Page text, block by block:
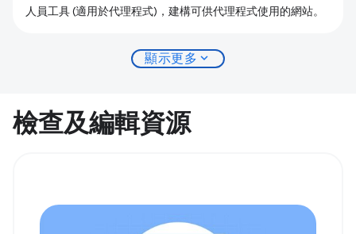
人員工具 (適用於代理程式)，建構可供代理程式使用的網站。
顯示更多 expand_more
檢查及編輯資源